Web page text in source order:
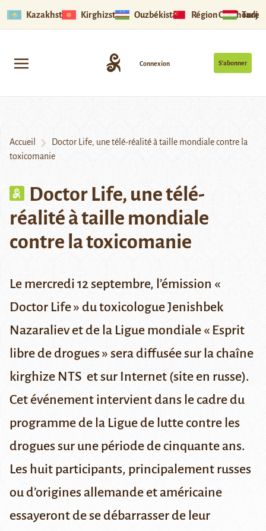
Kazakhstan Kirghizstan Ouzbékistan Région Ouïghoure
S’abonner
Connexion
Accueil
Doctor Life, une télé-réalité à taille mondiale contre la
toxicomanie
Doctor Life, une télé-
réalité à taille mondiale
contre la toxicomanie
Le mercredi 12 septembre, l’émission «
Doctor Life » du toxicologueJenishbek
Nazaraliev et de la Ligue mondiale « Esprit
libre de drogues » sera diffusée sur la chaîne
kirghize NTS et sur Internet (site en russe).
Cet événement intervient dans le cadre du
programme de la Ligue de lutte contre les
drogues sur une période de cinquante ans.
Les huit participants, principalement russes
ou d’origines allemande et américaine
essayeront de se débarrasser de leur